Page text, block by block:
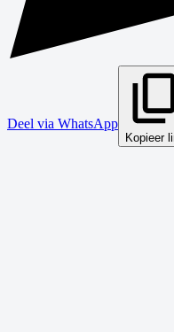
Deel via WhatsApp
Kopieer